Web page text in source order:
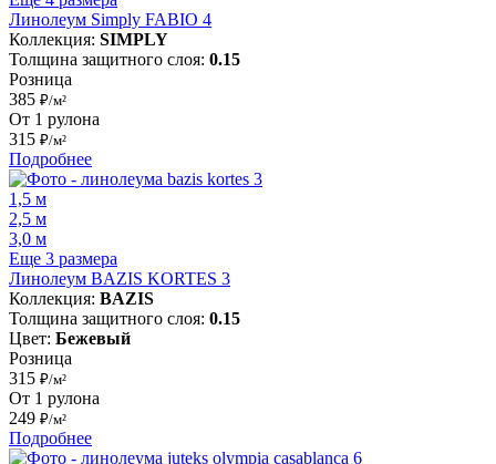
Линолеум Simply FABIO 4
Коллекция: SIMPLY
Толщина защитного слоя: 0.15
Розница
385 ₽/м²
От 1 рулона
315 ₽/м²
Подробнее
1,5 м
2,5 м
3,0 м
Еще 3 размера
Линолеум BAZIS KORTES 3
Коллекция: BAZIS
Толщина защитного слоя: 0.15
Цвет: Бежевый
Розница
315 ₽/м²
От 1 рулона
249 ₽/м²
Подробнее